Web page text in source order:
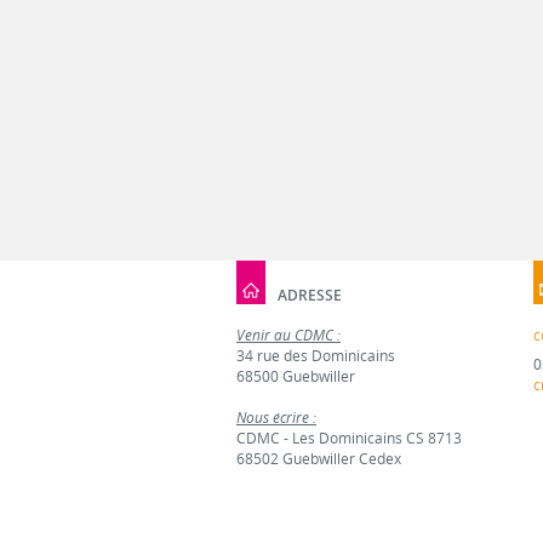
ADRESSE
Venir au CDMC :
34 rue des Dominicains
68500 Guebwiller
Nous écrire :
CDMC - Les Dominicains CS 8713
68502 Guebwiller Cedex